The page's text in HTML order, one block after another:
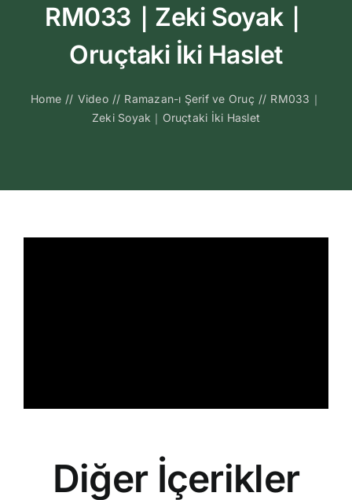
Biyografi
Kitapları
RM033｜Zeki Soyak｜
Oruçtaki İki Haslet
Home // Video // Ramazan-ı Şerif ve Oruç // RM033｜
Zeki Soyak｜Oruçtaki İki Haslet
Diğer İçerikler